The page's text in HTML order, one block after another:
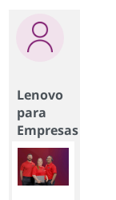
Lenovo
para
Empresas